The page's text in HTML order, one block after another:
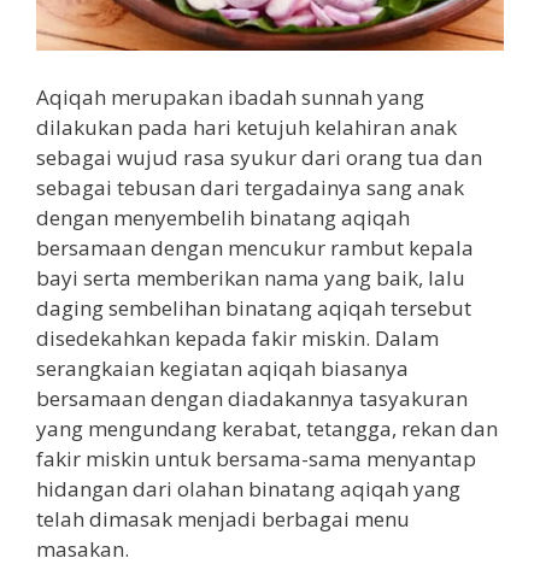
Aqiqah merupakan ibadah sunnah yang
dilakukan pada hari ketujuh kelahiran anak
sebagai wujud rasa syukur dari orang tua dan
sebagai tebusan dari tergadainya sang anak
dengan menyembelih binatang aqiqah
bersamaan dengan mencukur rambut kepala
bayi serta memberikan nama yang baik, lalu
daging sembelihan binatang aqiqah tersebut
disedekahkan kepada fakir miskin. Dalam
serangkaian kegiatan aqiqah biasanya
bersamaan dengan diadakannya tasyakuran
yang mengundang kerabat, tetangga, rekan dan
fakir miskin untuk bersama-sama menyantap
hidangan dari olahan binatang aqiqah yang
telah dimasak menjadi berbagai menu
masakan.